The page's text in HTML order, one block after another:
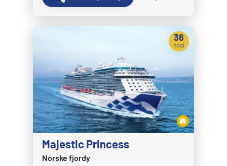
Costa Diadema
Costa Fascinosa
Costa Favolosa
Costa Fortuna
Costa Pacifica
Costa Serena
Majestic Princess
Nórske fjordy
36
nocí